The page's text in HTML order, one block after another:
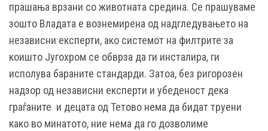
прашања врзани со животната средина. Се прашуваме
зошто Владата е вознемирена од надгледувањето на
независни експерти, ако системот на филтрите за
коишто Југохром се обврза да ги инсталира, ги
исполува бараните стандарди. Затоа, без ригорозен
надзор од независни експерти и убеденост дека
граѓаните и децата од Тетово нема да бидат труени
како во минатото, ние нема да го дозволиме